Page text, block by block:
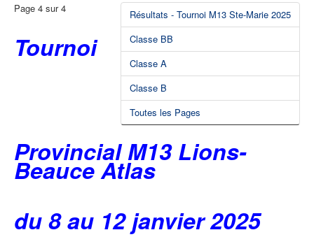
Résultats - Tournoi M13 Ste-Marie 2025
Classe BB
Classe A
Classe B
Toutes les Pages
Page 4 sur 4
Tournoi
Provincial M13 Lions-
Beauce Atlas
du 8 au 12 janvier 2025